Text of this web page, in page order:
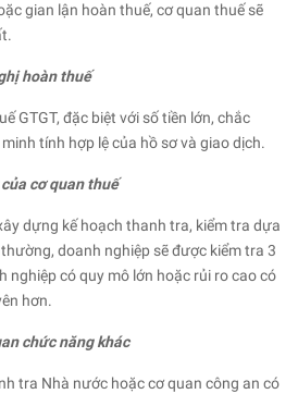
gian lận hoàn thuế, cơ quan thuế sẽ
hoàn thuế
GTGT, đặc biệt với số tiền lớn, chắc
tính hợp lệ của hồ sơ và giao dịch.
cơ quan thuế
dựng kế hoạch thanh tra, kiểm tra dựa
doanh nghiệp sẽ được kiểm tra 3
nghiệp có quy mô lớn hoặc rủi ro cao có
hơn.
chức năng khác
tra Nhà nước hoặc cơ quan công an có